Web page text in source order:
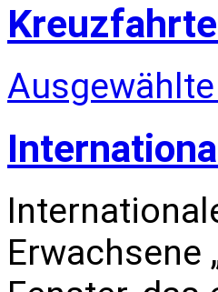
Erwachsene